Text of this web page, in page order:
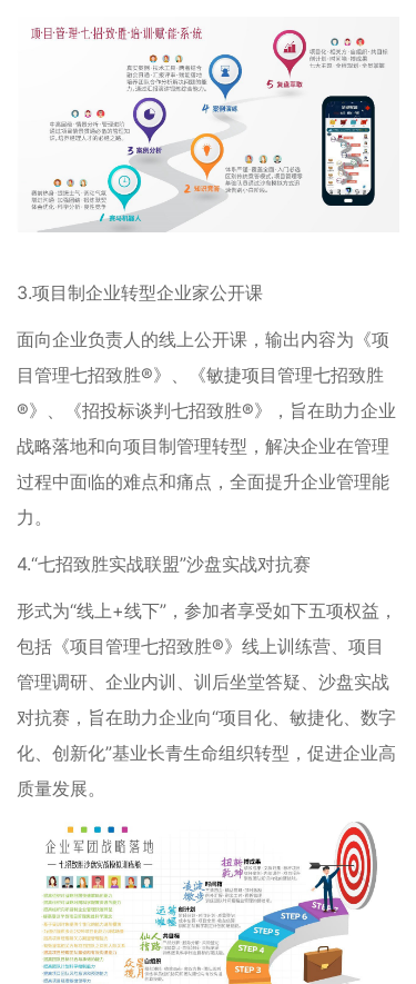
3.项目制企业转型企业家公开课
面向企业负责人的线上公开课，输出内容为《项
目管理七招致胜®》、《敏捷项目管理七招致胜
®》、《招投标谈判七招致胜®》，旨在助力企业
战略落地和向项目制管理转型，解决企业在管理
过程中面临的难点和痛点，全面提升企业管理能
力。
4.“七招致胜实战联盟”沙盘实战对抗赛
形式为“线上+线下”，参加者享受如下五项权益，
包括《项目管理七招致胜®》线上训练营、项目
管理调研、企业内训、训后坐堂答疑、沙盘实战
对抗赛，旨在助力企业向“项目化、敏捷化、数字
化、创新化”基业长青生命组织转型，促进企业高
质量发展。